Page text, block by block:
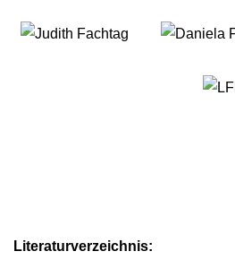
Literaturverzeichnis: